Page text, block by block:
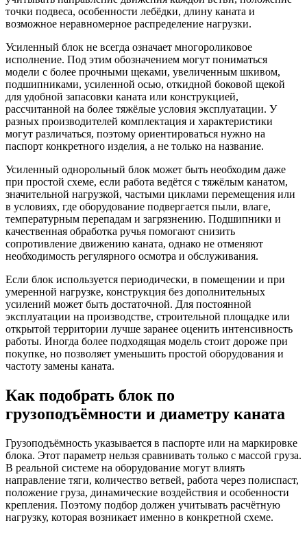
точки подвеса, особенности лебёдки, длину каната и
возможное неравномерное распределение нагрузки.
Усиленный блок не всегда означает многороликовое
исполнение. Под этим обозначением могут пониматься
модели с более прочными щеками, увеличенным шкивом,
подшипниками, усиленной осью, откидной боковой щекой
для удобной запасовки каната или конструкцией,
рассчитанной на более тяжёлые условия эксплуатации. У
разных производителей комплектация и характеристики
могут различаться, поэтому ориентироваться нужно на
паспорт конкретного изделия, а не только на название.
Усиленный однорольный блок может быть необходим даже
при простой схеме, если работа ведётся с тяжёлым канатом,
значительной нагрузкой, частыми циклами перемещения или
в условиях, где оборудование подвергается пыли, влаге,
температурным перепадам и загрязнению. Подшипники и
качественная обработка ручья помогают снизить
сопротивление движению каната, однако не отменяют
необходимость регулярного осмотра и обслуживания.
Если блок используется периодически, в помещении и при
умеренной нагрузке, конструкция без дополнительных
усилений может быть достаточной. Для постоянной
эксплуатации на производстве, строительной площадке или
открытой территории лучше заранее оценить интенсивность
работы. Иногда более подходящая модель стоит дороже при
покупке, но позволяет уменьшить простой оборудования и
частоту замены каната.
Как подобрать блок по
грузоподъёмности и диаметру каната
Грузоподъёмность указывается в паспорте или на маркировке
блока. Этот параметр нельзя сравнивать только с массой груза.
В реальной системе на оборудование могут влиять
направление тяги, количество ветвей, работа через полиспаст,
положение груза, динамические воздействия и особенности
крепления. Поэтому подбор должен учитывать расчётную
нагрузку, которая возникает именно в конкретной схеме.